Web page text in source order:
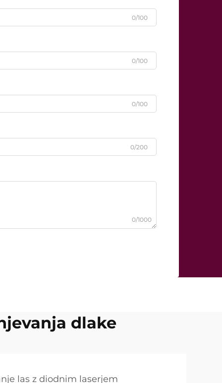
0/100
0/100
0/100
0/200
0/1000
dlake
las z diodnim laserjem